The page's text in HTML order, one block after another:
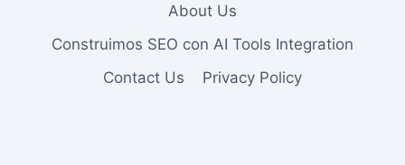
About Us
Construimos SEO con AI Tools Integration
Contact Us
Privacy Policy